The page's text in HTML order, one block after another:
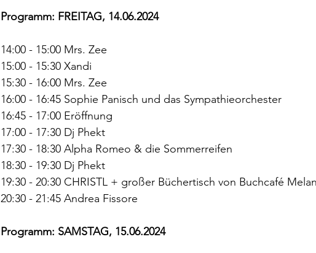
Programm: FREITAG, 14.06.2024
14:00 - 15:00 Mrs. Zee
15:00 - 15:30 Xandi
15:30 - 16:00 Mrs. Zee
16:00 - 16:45 Sophie Panisch und das Sympathieorchester
16:45 - 17:00 Eröffnung
17:00 - 17:30 Dj Phekt
17:30 - 18:30 Alpha Romeo & die Sommerreifen
18:30 - 19:30 Dj Phekt
19:30 - 20:30 CHRISTL + großer Büchertisch von Buchcafé
20:30 - 21:45 Andrea Fissore
Programm: SAMSTAG, 15.06.2024